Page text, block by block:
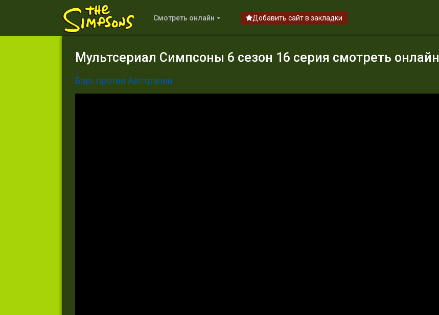
Смотреть онлайн Добавить сайт в закладки
Мультсериал Симпсоны 6 сезон 16 серия смотреть онлайн
Барт против Австралии